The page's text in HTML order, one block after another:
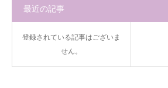
最近の記事
登録されている記事はございま
せん。